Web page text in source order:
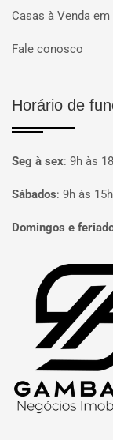
Casas à Venda
Fale conosco
Horário de
Seg à sex: 9h às
Sábados: 9h às 15h
Domingos e
Página inicial